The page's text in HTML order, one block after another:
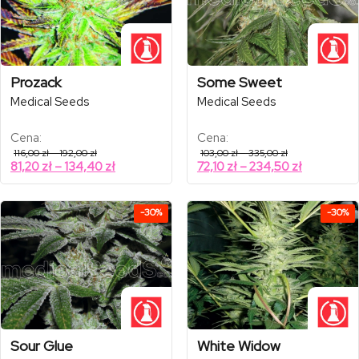
Prozack
Medical Seeds
Cena:
116,00zł–192,00złZakres
cen:
od
116,00 zł
192,00 zł
81,20 zł – 134,40 złZakres
cen:
81,20 zł
do
134,40 zł
Some Sweet
Medical Seeds
Cena:
103,00zł–335,00złZakres
cen:
od
103,00 zł
335,00 zł
72,10 zł –234,50 złZakres
cen:
72,10 zł
do
234,50 zł
-30%
Sour Glue
-30%
White Widow